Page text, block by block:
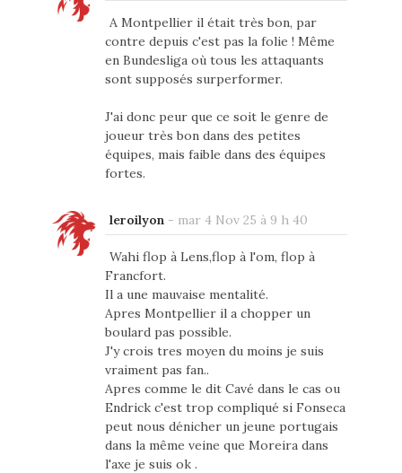
A Montpellier il était très bon, par
contre depuis c'est pas la folie ! Même
en Bundesliga où tous les attaquants
sont supposés surperformer.
J'ai donc peur que ce soit le genre de
joueur très bon dans des petites
équipes, mais faible dans des équipes
fortes.
leroilyon - mar 4 Nov 25 à 9 h 40
Wahi flop à Lens,flop à l'om, flop à
Francfort.
Il a une mauvaise mentalité.
Apres Montpellier il a chopper un
boulard pas possible.
J'y crois tres moyen du moins je suis
vraiment pas fan..
Apres comme le dit Cavé dans le cas ou
Endrick c'est trop compliqué si Fonseca
peut nous dénicher un jeune portugais
dans la même veine que Moreira dans
l'axe je suis ok .